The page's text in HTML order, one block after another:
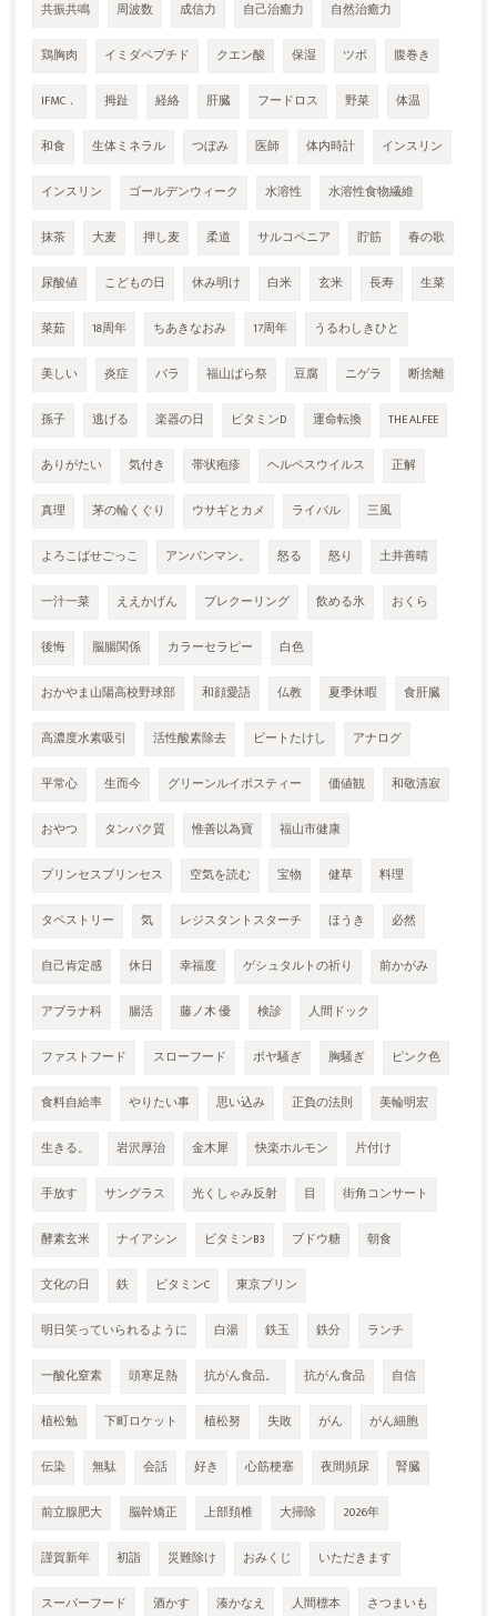
共振共鳴 周波数 成信力 自己治癒力 自然治癒力
鶏胸肉 イミダペプチド クエン酸 保湿 ツボ 腹巻き
IFMC． 拇趾 経絡 肝臓 フードロス 野菜 体温
和食 生体ミネラル つぼみ 医師 体内時計 インスリン
インスリン ゴールデンウィーク 水溶性 水溶性食物繊維
抹茶 大麦 押し麦 柔道 サルコペニア 貯筋 春の歌
尿酸値 こどもの日 休み明け 白米 玄米 長寿 生菜
菜茹 18周年 ちあきなおみ 17周年 うるわしきひと
美しい 炎症 バラ 福山ばら祭 豆腐 ニゲラ 断捨離
孫子 逃げる 楽器の日 ビタミンD 運命転換 THE ALFEE
ありがたい 気付き 帯状疱疹 ヘルペスウイルス 正解
真理 茅の輪くぐり ウサギとカメ ライバル 三風
よろこばせごっこ アンパンマン。 怒る 怒り 土井善晴
一汁一菜 ええかげん プレクーリング 飲める氷 おくら
後悔 脳腸関係 カラーセラピー 白色
おかやま山陽高校野球部 和顔愛語 仏教 夏季休暇 食肝臓
高濃度水素吸引 活性酸素除去 ビートたけし アナログ
平常心 生而今 グリーンルイボスティー 価値観 和敬清寂
おやつ タンパク質 惟善以為寶 福山市健康
プリンセスプリンセス 空気を読む 宝物 健草 料理
タペストリー 気 レジスタントスターチ ほうき 必然
自己肯定感 休日 幸福度 ゲシュタルトの祈り 前かがみ
アブラナ科 腸活 藤ノ木 優 検診 人間ドック
ファストフード スローフード ボヤ騒ぎ 胸騒ぎ ピンク色
食料自給率 やりたい事 思い込み 正負の法則 美輪明宏
生きる。 岩沢厚治 金木犀 快楽ホルモン 片付け
手放す サングラス 光くしゃみ反射 目 街角コンサート
酵素玄米 ナイアシン ビタミンB3 ブドウ糖 朝食
文化の日 鉄 ビタミンC 東京プリン
明日笑っていられるように 白湯 鉄玉 鉄分 ランチ
一酸化窒素 頭寒足熱 抗がん食品。 抗がん食品 自信
植松勉 下町ロケット 植松努 失敗 がん がん細胞
伝染 無駄 会話 好き 心筋梗塞 夜間頻尿 腎臓
前立腺肥大 脳幹矯正 上部頚椎 大掃除 2026年
謹賀新年 初詣 災難除け おみくじ いただきます
スーパーフード 酒かす 湊かなえ 人間標本 さつまいも